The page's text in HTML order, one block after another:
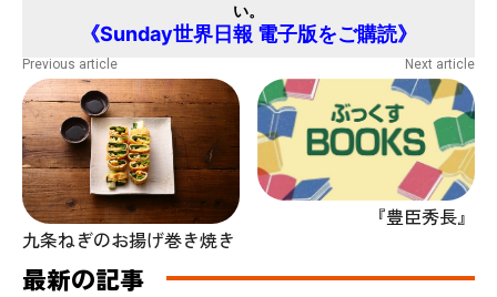
い。
《Sunday世界日報 電子版をご購読》
Previous article
九条ねぎのお揚げ巻き焼き
Next article
『豊臣秀長』
最新の記事